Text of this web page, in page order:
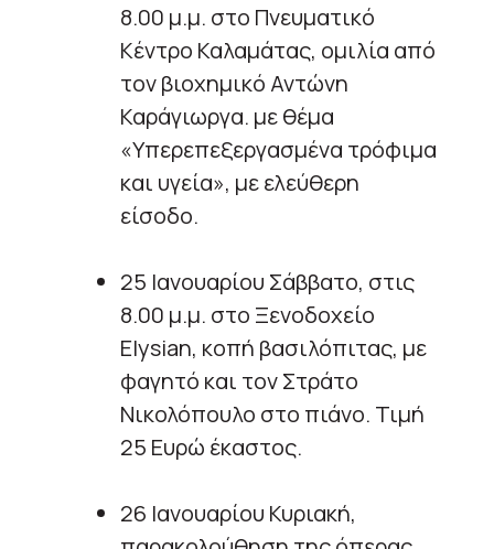
8.00 μ.μ. στο Πνευματικό
Κέντρο Καλαμάτας, ομιλία από
τον βιοχημικό Αντώνη
Καράγιωργα. με θέμα
«Υπερεπεξεργασμένα τρόφιμα
και υγεία», με ελεύθερη
είσοδο.
25 Ιανουαρίου Σάββατο, στις
8.00 μ.μ. στο Ξενοδοχείο
Elysian, κοπή βασιλόπιτας, με
φαγητό και τον Στράτο
Νικολόπουλο στο πιάνο. Τιμή
25 Ευρώ έκαστος.
26 Ιανουαρίου Κυριακή,